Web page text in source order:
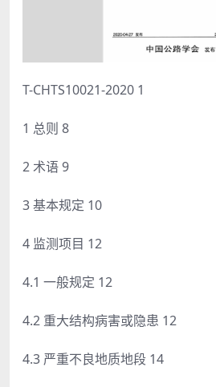
T-CHTS10021-2020 1
1 总则 8
2 术语 9
3 基本规定 10
4 监测项目 12
4.1 一般规定 12
4.2 重大结构病害或隐患 12
4.3 严重不良地质地段 14